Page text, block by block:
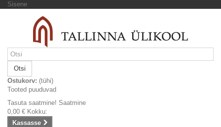
Sisene
Otsi
Ostukorv: (tühi)
Tooted puuduvad
Tasuta saatmine! Saatmine
0,00 € Kokku:
Kassasse